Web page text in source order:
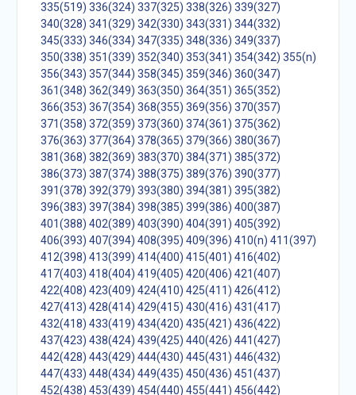
335(519) 336(324) 337(325) 338(326) 339(327)
340(328) 341(329) 342(330) 343(331) 344(332)
345(333) 346(334) 347(335) 348(336) 349(337)
350(338) 351(339) 352(340) 353(341) 354(342) 355(n)
356(343) 357(344) 358(345) 359(346) 360(347)
361(348) 362(349) 363(350) 364(351) 365(352)
366(353) 367(354) 368(355) 369(356) 370(357)
371(358) 372(359) 373(360) 374(361) 375(362)
376(363) 377(364) 378(365) 379(366) 380(367)
381(368) 382(369) 383(370) 384(371) 385(372)
386(373) 387(374) 388(375) 389(376) 390(377)
391(378) 392(379) 393(380) 394(381) 395(382)
396(383) 397(384) 398(385) 399(386) 400(387)
401(388) 402(389) 403(390) 404(391) 405(392)
406(393) 407(394) 408(395) 409(396) 410(n) 411(397)
412(398) 413(399) 414(400) 415(401) 416(402)
417(403) 418(404) 419(405) 420(406) 421(407)
422(408) 423(409) 424(410) 425(411) 426(412)
427(413) 428(414) 429(415) 430(416) 431(417)
432(418) 433(419) 434(420) 435(421) 436(422)
437(423) 438(424) 439(425) 440(426) 441(427)
442(428) 443(429) 444(430) 445(431) 446(432)
447(433) 448(434) 449(435) 450(436) 451(437)
452(438) 453(439) 454(440) 455(441) 456(442)